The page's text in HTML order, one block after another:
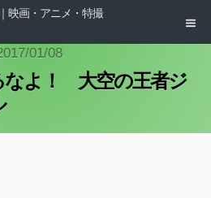
映画・アニメ・特撮
01/08
なよ！ 大空の王者ジ